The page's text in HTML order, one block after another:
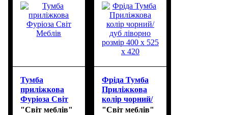
метал
Механізм
шухляд:
телескопічні
Тумба
приліжкова
Фуріоза Світ
Меблів
"Світ меблів"
Фріда Тумба
Приліжкова
колір чорний/
дуб ліворно
"Світ меблів"